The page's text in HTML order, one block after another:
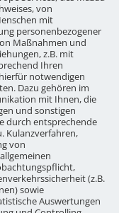
von
mit
personenbezogener
Maßnahmen und
z.B. mit
Ihren
notwendigen
Dazu gehören im
mit Ihnen, die
und sonstigen
durch entsprechende
Kulanzverfahren,
von
(z.B.
sowie
Auswertungen